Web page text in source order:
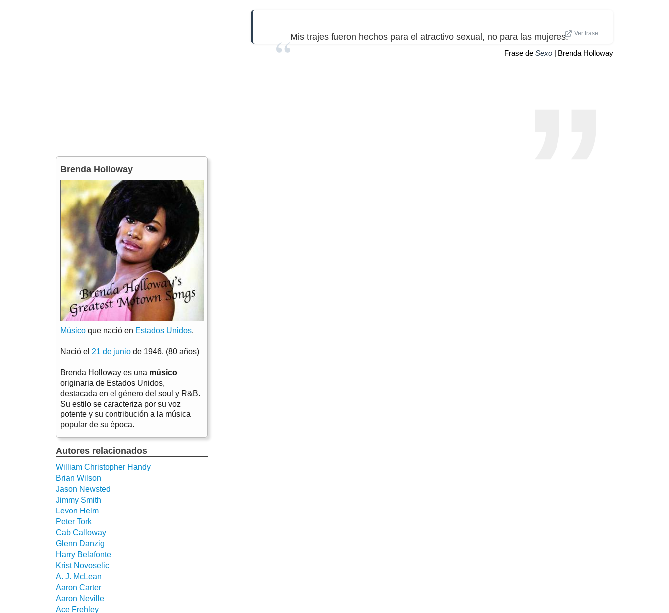
Mis trajes fueron hechos para el atractivo sexual, no para las mujeres. Ver frase
Frase de Sexo | Brenda Holloway
Brenda Holloway
Músico que nació en Estados Unidos.
Nació el 21 de junio de 1946. (80 años)
Brenda Holloway es una músico
originaria de Estados Unidos,
destacada en el género del soul y R&B.
Su estilo se caracteriza por su voz
potente y su contribución a la música
popular de su época.
Autores relacionados
William Christopher Handy
Brian Wilson
Jason Newsted
Jimmy Smith
Levon Helm
Peter Tork
Cab Calloway
Glenn Danzig
Harry Belafonte
Krist Novoselic
A. J. McLean
Aaron Carter
Aaron Neville
Ace Frehley